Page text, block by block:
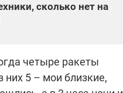
сколько нет на
четыре ракеты
них 5 – мои близкие,